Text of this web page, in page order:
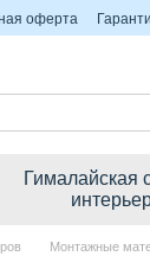
оферта
Гималайская
Монтажные